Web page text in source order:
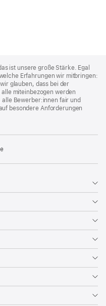
ist unsere große Stärke. Egal
Erfahrungen wir mitbringen:
glauben, dass bei der
miteinbezogen werden
alle Bewerber:innen fair und
besondere Anforderungen